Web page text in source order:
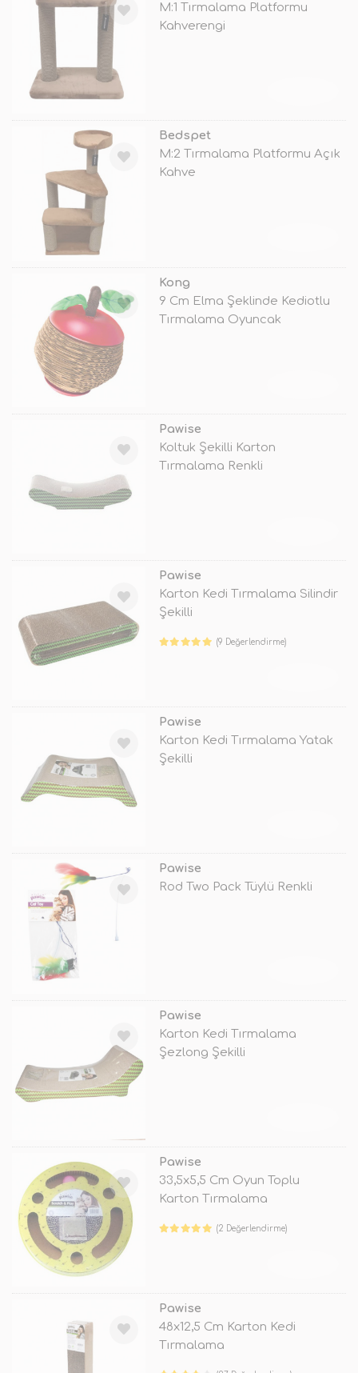
M:1 Tırmalama Platformu
Kahverengi
Bedspet
M:2 Tırmalama Platformu Açık
Kahve
Kong
9 Cm Elma Şeklinde Kediotlu
Tırmalama Oyuncak
Pawise
Koltuk Şekilli Karton
Tırmalama Renkli
Pawise
Karton Kedi Tırmalama Silindir
Şekilli
(9 Değerlendirme)
Pawise
Karton Kedi Tırmalama Yatak
Şekilli
Pawise
Rod Two Pack Tüylü Renkli
Pawise
Karton Kedi Tırmalama
Şezlong Şekilli
Pawise
33,5x5,5 Cm Oyun Toplu
Karton Tırmalama
(2 Değerlendirme)
Pawise
48x12,5 Cm Karton Kedi
Tırmalama